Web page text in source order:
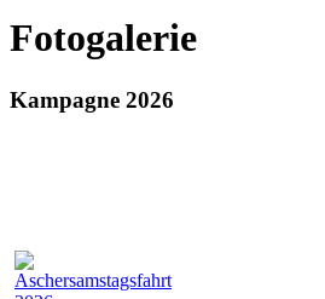
Fotogalerie
Kampagne 2026